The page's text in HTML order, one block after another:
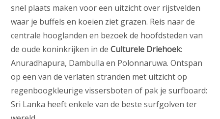
snel plaats maken voor een uitzicht over rijstvelden
waar je buffels en koeien ziet grazen. Reis naar de
centrale hooglanden en bezoek de hoofdsteden van
de oude koninkrijken in deCulturele Driehoek:
Anuradhapura, Dambulla en Polonnaruwa. Ontspan
op een van de verlaten stranden met uitzicht op
regenboogkleurige vissersboten of pak je surfboard:
Sri Lanka heeft enkele van de beste surfgolven ter